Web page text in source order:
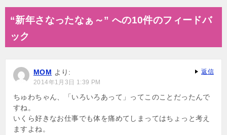
ゲ
シ
ョ
ン
“新年さなったなぁ～” への10件のフィードバ
ック
MOM より:
2014年1月3日 1:39 PM
ちゅわちゃん、「いろいろあって」ってこのことだったんで
すね。
いくら好きなお仕事でも体を痛めてしまってはちょっと考え
ますよね。
返信